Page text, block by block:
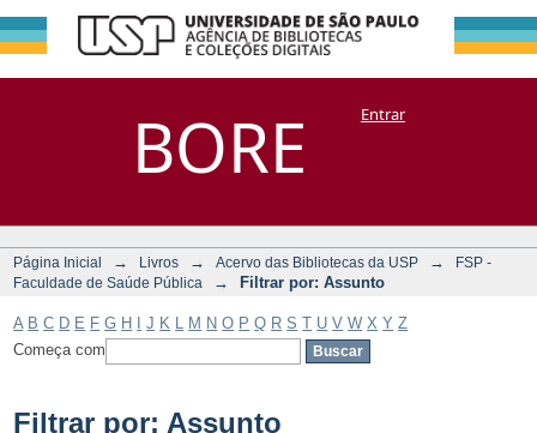
BORE
Filtrar por:
Assunto
DSpace/Manakin + CoriscoEntrar
Página Inicial → Livros → Acervo das Bibliotecas da USP →
FSP -
Faculdade de Saúde Pública
→ Filtrar por: Assunto
A B C D E F G H J K M N O P Q R S T U V W X Y Z
Começa com
Filtrar por: Assunto